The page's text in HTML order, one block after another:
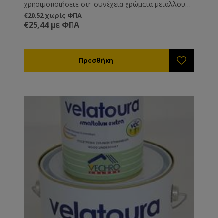
χρησιμοποιήσετε στη συνέχεια χρώματα μετάλλου
τότε αυτό είναι το πιο ισχυρό αστάρι. Συνδυάζεται
με χημικούς διαλύτες. Δε συνδυάζεται με νερό.
€20,52 χωρίς ΦΠΑ
€25,44 με ΦΠΑ